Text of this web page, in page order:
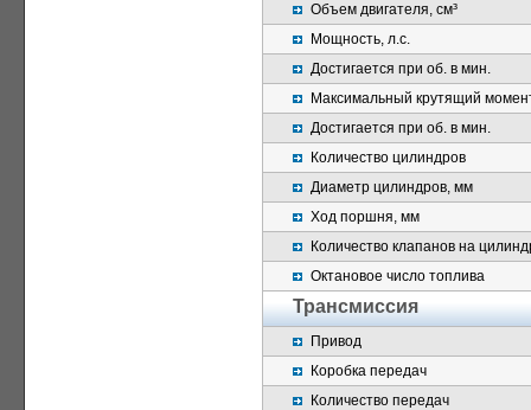
Объем двигателя, см³
Мощность, л.с.
Достигается при об. в мин.
Максимальный крутящий
Достигается при об. в мин.
Количество цилиндров
Диаметр цилиндров, мм
Ход поршня, мм
Количество клапанов на
Октановое число топлива
Трансмиссия
Привод
Коробка передач
Количество передач